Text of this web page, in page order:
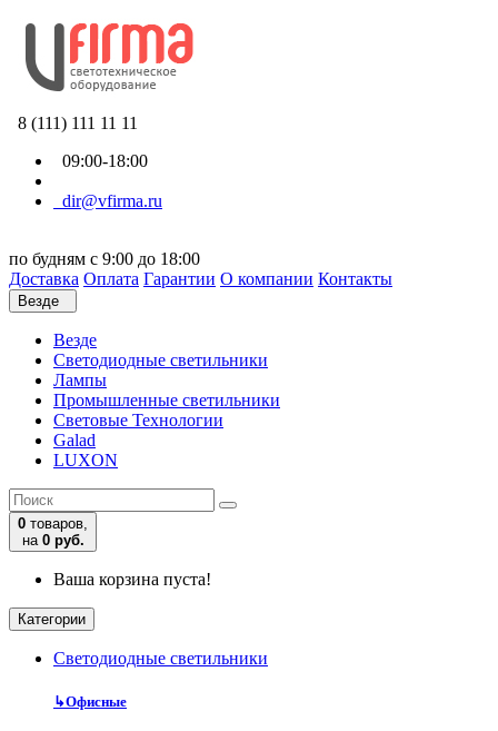
8 (111) 111 11 11
09:00-18:00
dir@vfirma.ru
по будням с 9:00 до 18:00
Доставка Оплата Гарантии О компании Контакты
Везде
Везде
Cветодиодные светильники
Лампы
Промышленные светильники
Световые Технологии
Galad
LUXON
0 товаров,
на 0 руб.
Ваша корзина пуста!
Категории
Cветодиодные светильники
↳Офисные